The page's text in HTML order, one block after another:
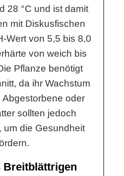
28 °C und ist damit
mit Diskusfischen
Wert von 5,5 bis 8,0
von weich bis
Pflanze benötigt
da ihr Wachstum
Abgestorbene oder
sollten jedoch
um die Gesundheit
Breitblättrigen